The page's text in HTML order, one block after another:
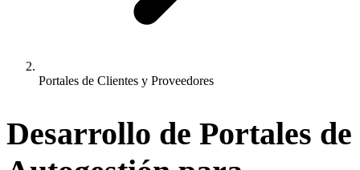
Portales de Clientes y Proveedores
Desarrollo de Portales de